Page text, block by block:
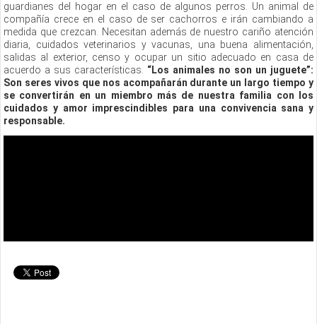
guardianes del hogar en el caso de algunos perros. Un animal de
compañía crece en el caso de ser cachorros e irán cambiando a
medida que crezcan. Necesitan además de nuestro cariño atención
diaria, cuidados veterinarios y vacunas, una buena alimentación,
salidas al exterior, censo y ocupar un sitio adecuado en casa de
acuerdo a sus características. “Los animales no son un juguete”:
Son seres vivos que nos acompañarán durante un largo tiempo y
se convertirán en un miembro más de nuestra familia con los
cuidados y amor imprescindibles para una convivencia sana y
responsable.